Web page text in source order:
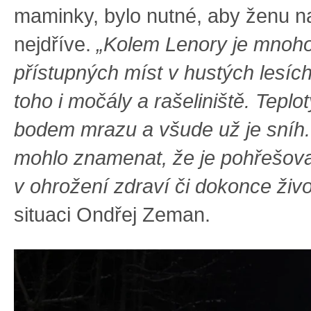
maminky, bylo nutné, aby ženu
nejdříve. „Kolem Lenory je
přístupných míst v hustých
toho i močály a rašeliniště.
bodem mrazu a všude už je
mohlo znamenat, že je
v ohrožení zdraví či dokonce
situaci Ondřej Zeman.